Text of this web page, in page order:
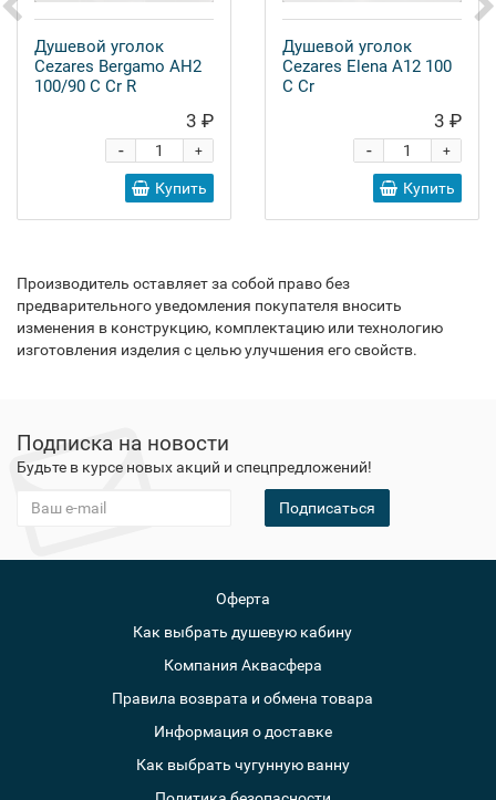
Душевой уголок
Cezares Bergamo AH2
100/90 C Cr R
3 ₽
+
-
Купить
Душевой уголок
Cezares Elena A12 100
C Cr
3 ₽
+
-
Купить
Производитель оставляет за собой право без
предварительного уведомления покупателя вносить
изменения в конструкцию, комплектацию или технологию
изготовления изделия с целью улучшения его свойств.
Подписка на новости
Будьте в курсе новых акций и спецпредложений!
Подписаться
Оферта
Как выбрать душевую кабину
Компания Аквасфера
Правила возврата и обмена товара
Информация о доставке
Как выбрать чугунную ванну